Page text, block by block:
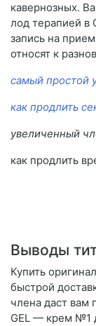
кавернозных.
лод терапией
запись на
относят к
самый простой
как продлить
увеличенный
как продлить
Выводы
Купить
быстрой
члена даст вам
GEL — крем №1